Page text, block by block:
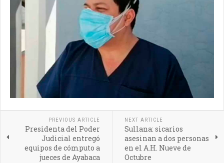
PREVIOUS ARTICLE
Presidenta del Poder
Judicial entregó
equipos de cómputo a
jueces de Ayabaca
NEXT ARTICLE
Sullana: sicarios
asesinan a dos personas
en el A.H. Nueve de
Octubre